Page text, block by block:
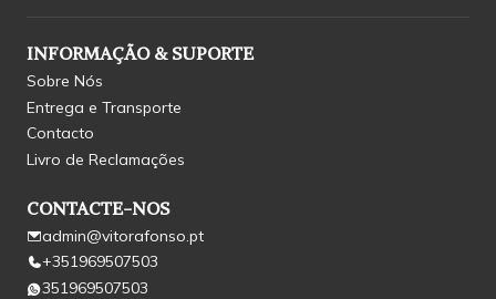
INFORMAÇÃO & SUPORTE
Sobre Nós
Entrega e Transporte
Contacto
Livro de Reclamações
CONTACTE-NOS
admin@vitorafonso.pt
+351969507503
351969507503